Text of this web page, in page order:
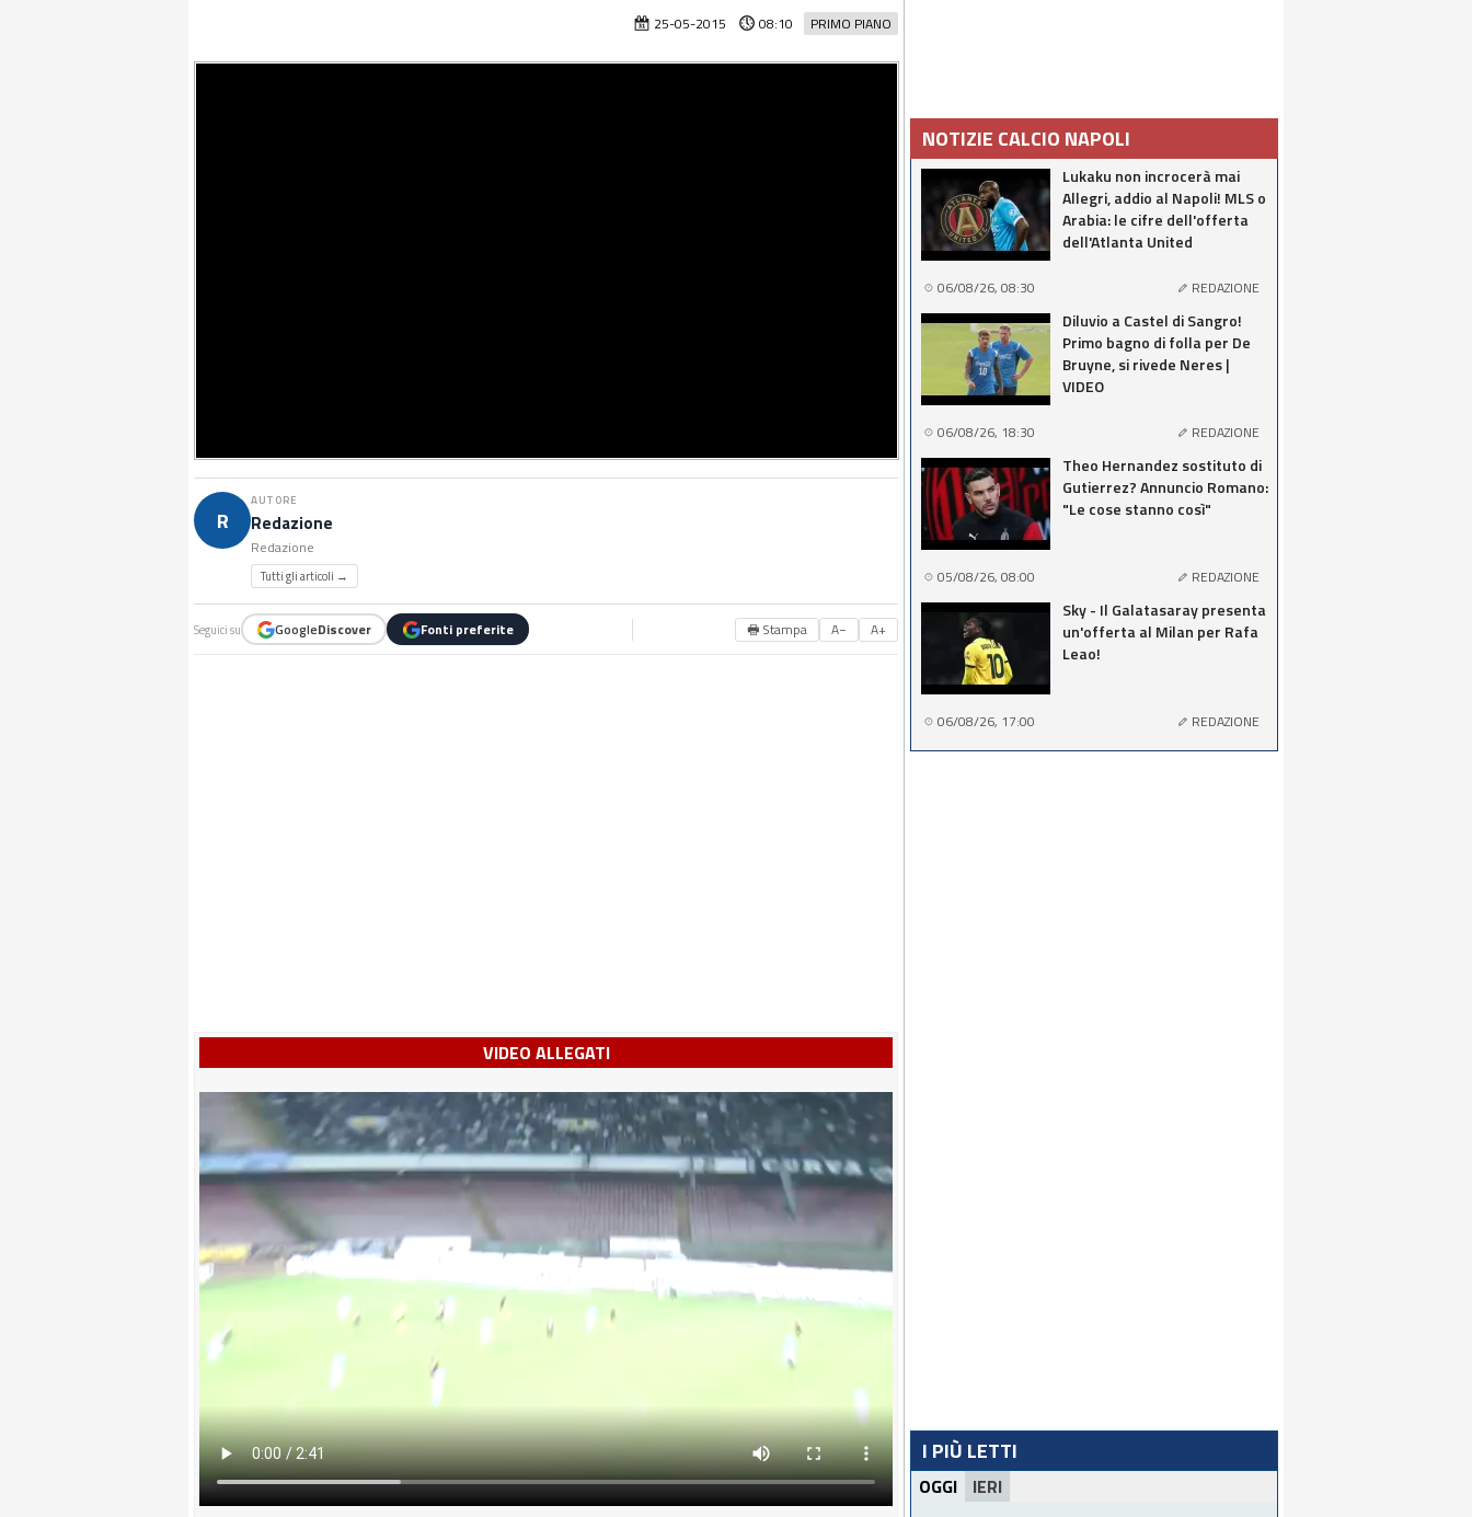
PRIMO PIANO
25-05-2015 08:10
R
AUTORE
Redazione
Redazione
Tutti gli articoli →
Seguici su GoogleDiscover Fonti preferite 🖶 Stampa A− A+
VIDEO ALLEGATI
NOTIZIE CALCIO NAPOLI
Lukaku non incrocerà mai
Allegri, addio al Napoli! MLS o
Arabia: le cifre dell'offerta
dell'Atlanta United
06/08/26, 08:30 REDAZIONE
Diluvio a Castel di Sangro!
Primo bagno di folla per De
Bruyne, si rivede Neres |
VIDEO
06/08/26, 18:30 REDAZIONE
Theo Hernandez sostituto di
Gutierrez? Annuncio Romano:
"Le cose stanno così"
05/08/26, 08:00 REDAZIONE
Sky - Il Galatasaray presenta
un'offerta al Milan per Rafa
Leao!
06/08/26, 17:00 REDAZIONE
I PIÙ LETTI
OGGI IERI